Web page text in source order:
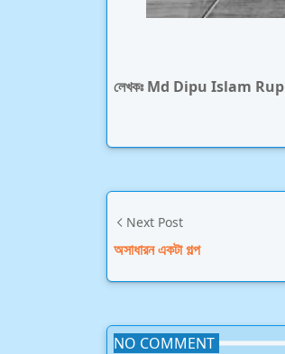
লেখকঃ Md Dipu Islam Rup
Next Post
অসাধারন একটা গল্প
NO COMMENT